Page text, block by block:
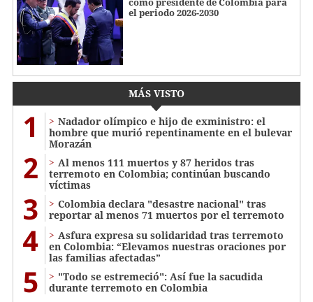
el periodo 2026-2030
MÁS VISTO
1
Nadador olímpico e hijo de exministro: el
hombre que murió repentinamente en el bulevar
Morazán
2
Al menos 111 muertos y 87 heridos tras
terremoto en Colombia; continúan buscando
víctimas
3
Colombia declara "desastre nacional" tras
reportar al menos 71 muertos por el terremoto
4
Asfura expresa su solidaridad tras terremoto
en Colombia: “Elevamos nuestras oraciones por
las familias afectadas”
5
"Todo se estremeció": Así fue la sacudida
durante terremoto en Colombia